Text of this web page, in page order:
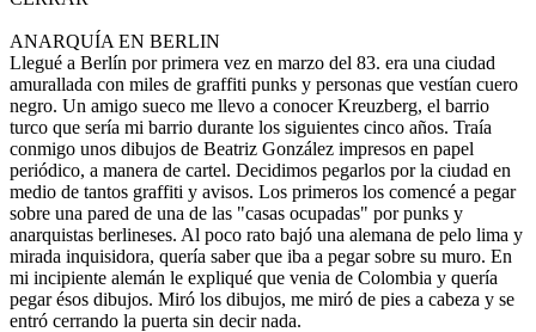
ANARQUÍA EN BERLIN
Llegué a Berlín por primera vez en marzo del 83. era una ciudad
amurallada con miles de graffiti punks y personas que vestían cuero
negro. Un amigo sueco me llevo a conocer Kreuzberg, el barrio
turco que sería mi barrio durante los siguientes cinco años. Traía
conmigo unos dibujos de Beatriz González impresos en papel
periódico, a manera de cartel. Decidimos pegarlos por la ciudad en
medio de tantos graffiti y avisos. Los primeros los comencé a pegar
sobre una pared de una de las "casas ocupadas" por punks y
anarquistas berlineses. Al poco rato bajó una alemana de pelo lima y
mirada inquisidora, quería saber que iba a pegar sobre su muro. En
mi incipiente alemán le expliqué que venia de Colombia y quería
pegar ésos dibujos. Miró los dibujos, me miró de pies a cabeza y se
entró cerrando la puerta sin decir nada.